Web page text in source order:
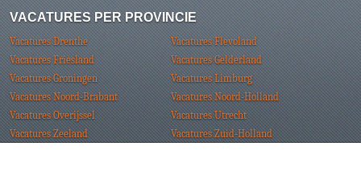
VACATURES PER PROVINCIE
Vacatures Drenthe
Vacatures Flevoland
Vacatures Friesland
Vacatures Gelderland
Vacatures Groningen
Vacatures Limburg
Vacatures Noord-Brabant
Vacatures Noord-Holland
Vacatures Overijssel
Vacatures Utrecht
Vacatures Zeeland
Vacatures Zuid-Holland